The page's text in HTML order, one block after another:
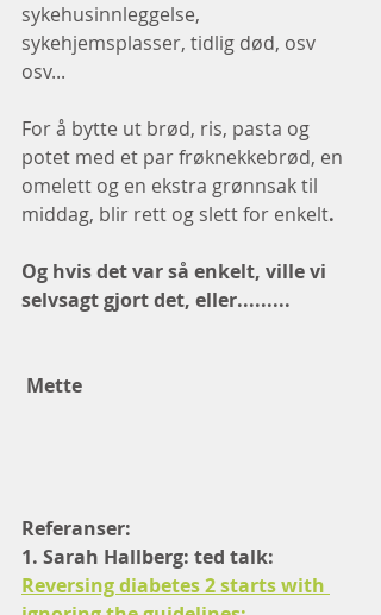
sykehusinnleggelse,
sykehjemsplasser, tidlig død, osv
osv...
For å bytte ut brød, ris, pasta og
potet med et par frøknekkebrød, en
omelett og en ekstra grønnsak til
middag, blir rett og slett for enkelt.
Og hvis det var så enkelt, ville vi
selvsagt gjort det, eller.........
Mette
Referanser:
1. Sarah Hallberg: ted talk:
Reversing diabetes 2 starts with